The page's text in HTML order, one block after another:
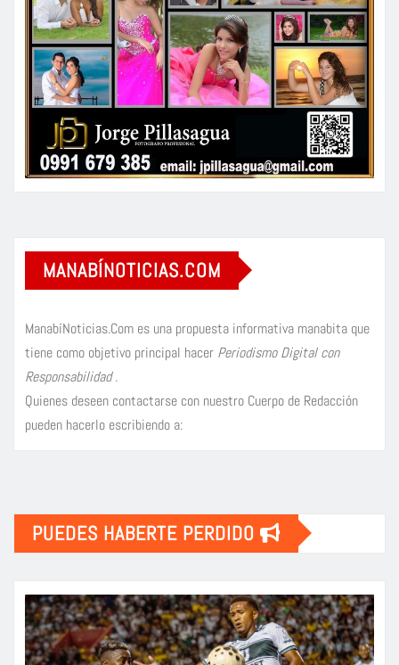
MANABÍNOTICIAS.COM
ManabíNoticias.Com es una propuesta informativa manabita que
tiene como objetivo principal hacer Periodismo Digital con
Responsabilidad.
Quienes deseen contactarse con nuestro Cuerpo de Redacción
pueden hacerlo escribiendo a:
PUEDES HABERTE PERDIDO